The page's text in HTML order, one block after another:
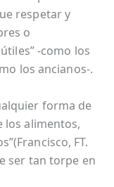
respetar y
o
-como los
los ancianos-.
forma de
los alimentos,
FT.
ser tan torpe en